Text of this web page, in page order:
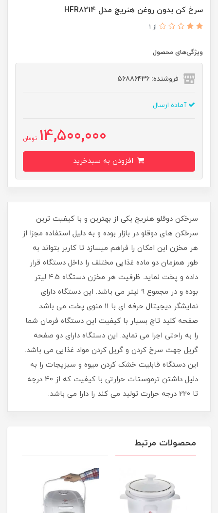
سرخ کن بدون روغن هنریچ مدل HFR8214
از 1
ویژگی‌های محصول
فروشنده: 56886436
آماده ارسال
14,500,000 تومان
سرخکن دوقلو هنریچ یکی از بهترین و با کیفیت ترین
سرخکن های دوقلو در بازار بوده و به دلیل استفاده مجزا از
هر مخزن این امکان را فراهم میسازد تا کاربر بتواند به
طور همزمان دو ماده غذایی مختلف را داخل دستگاه قرار
داده و پخت نماید. ظرفیت هر مخزن دستگاه 4.5 لیتر
بوده و در مجموع 9 لیتر می باشد. این دستگاه دارای
نمایشگر دیجیتال حرفه ای با 11 منوی پخت می باشد.
صفحه کلید تاچ بسیار با کیفیت این دستگاه فرمان شما
را به راحتی اجرا می نماید. این دستگاه دارای دو صفحه
گریل جهت سرخ کردن و گریل کردن مواد غذایی می باشد.
این دستگاه قابلیت خشک کردن میوه و سبزیجات را به
دلیل داشتن ترموستات حرارتی با کیفیت که از 40 درجه
تا 220 درجه حرارت تولید می کند را دارا می باشد.
محصولات مرتبط